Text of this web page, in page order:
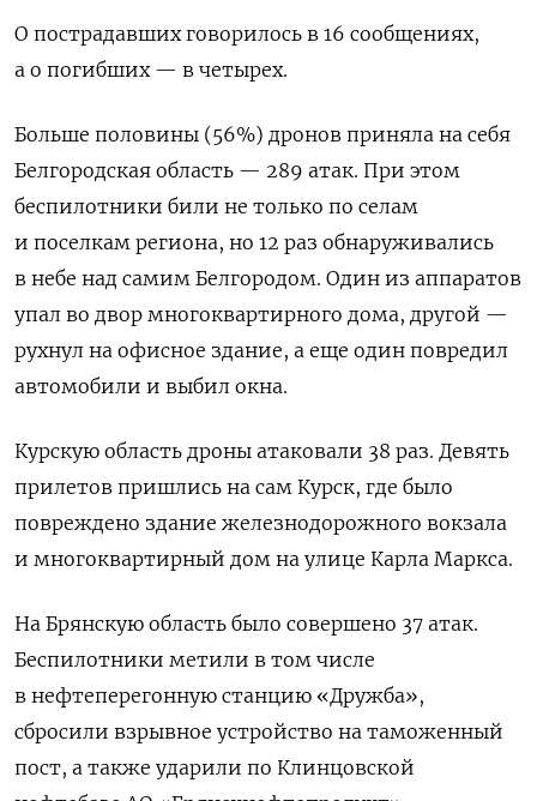
О пострадавших говорилось в 16 сообщениях,
а о погибших — в четырех.
Больше половины (56%) дронов приняла на себя
Белгородская область — 289 атак. При этом
беспилотники били не только по селам
и поселкам региона, но 12 раз обнаруживались
в небе над самим Белгородом. Один из аппаратов
упал во двор многоквартирного дома, другой —
рухнул на офисное здание, а еще один повредил
автомобили и выбил окна.
Курскую область дроны атаковали 38 раз. Девять
прилетов пришлись на сам Курск, где было
повреждено здание железнодорожного вокзала
и многоквартирный дом на улице Карла Маркса.
На Брянскую область было совершено 37 атак.
Беспилотники метили в том числе
в нефтеперегонную станцию «Дружба»,
сбросили взрывное устройство на таможенный
пост, а также ударили по Клинцовской